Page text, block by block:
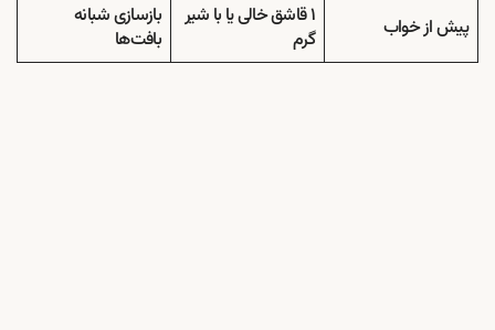
پیش از خواب
۱ قاشق خالی یا با شیر
گرم
بازسازی شبانه
بافت‌ها